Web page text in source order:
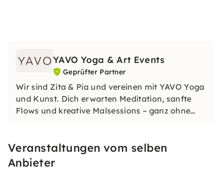
YAVO Yoga & Art Events
Geprüfter Partner
Wir sind Zita & Pia und vereinen mit YAVO Yoga
und Kunst. Dich erwarten Meditation, sanfte
Flows und kreative Malsessions – ganz ohne
gönn Dir eine kreative Auszeit. Wir freuen uns
auf Dich!
Veranstaltungen vom selben
Anbieter